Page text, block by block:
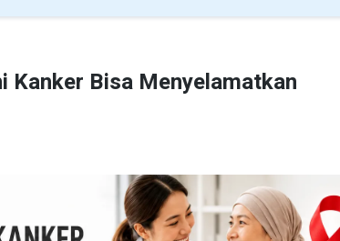
Kanker Bisa Menyelamatkan